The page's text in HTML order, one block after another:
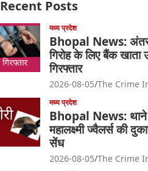
Recent Posts
मध्य प्रदेश
Bhopal News:
गिरोह के लिए बैंक खाता
गिरफ्तार
2026-08-05 The Crime
मध्य प्रदेश
Bhopal News:
महालक्ष्मी ज्वैलर्स की
सेंध
2026-08-05 The Crime